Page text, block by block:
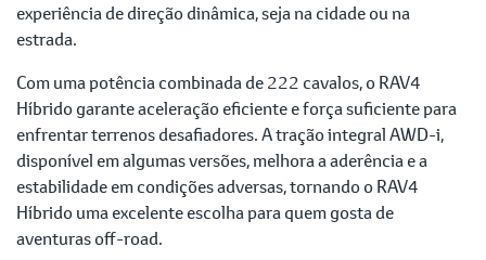
experiência de direção dinâmica, seja na cidade ou na
estrada.
Com uma potência combinada de 222 cavalos, o RAV4
Híbrido garante aceleração eficiente e força suficiente para
enfrentar terrenos desafiadores. A tração integral AWD-i,
disponível em algumas versões, melhora a aderência e a
estabilidade em condições adversas, tornando o RAV4
Híbrido uma excelente escolha para quem gosta de
aventuras off-road.